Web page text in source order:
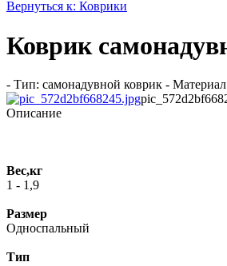
Вернуться к: Коврики
Коврик
- Тип: самонадувной коврик -
Описание
Вес,кг
1 - 1,9
Размер
Односпальный
Тип